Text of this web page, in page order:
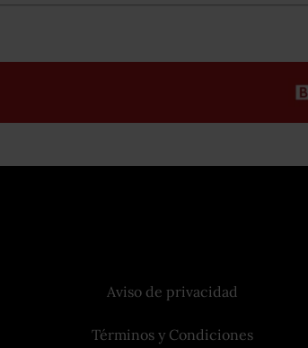
Aviso de privacidad
Términos y Condiciones